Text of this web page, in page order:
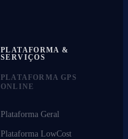
PLATAFORMA &
SERVIÇOS
PLATAFORMA GPS
ONLINE
Plataforma Geral
Plataforma LowCost